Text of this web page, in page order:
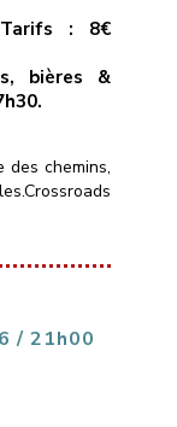
: 8€
bières &
des chemins,
de Calvin
voix, à des
/ 21h00